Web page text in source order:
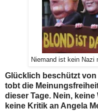
Niemand ist kein Nazi
Glücklich beschützt
tobt die
dieser Tage. Nein,
keine Kritik an Angela